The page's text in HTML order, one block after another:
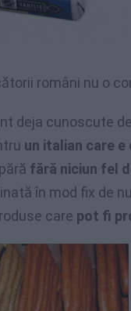
români nu o
deja cunoscute
un italian care
fără niciun fel
în mod fix de
care pot fi